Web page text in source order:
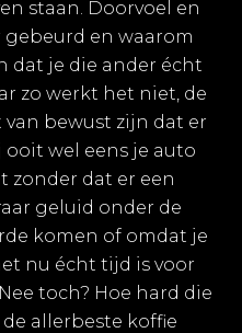
staan. Doorvoel en
gebeurd en waarom
dat je die ander écht
zo werkt het niet, de
bewust zijn dat er
ooit wel eens je auto
zonder dat er een
geluid onder de
komen of omdat je
nu écht tijd is voor
toch? Hoe hard die
allerbeste koffie